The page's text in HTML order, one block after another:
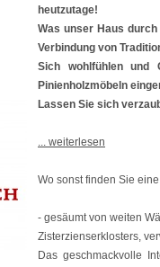
heutzutage!
Was unser Haus
Verbindung von
Sich wohlfühlen und
Pinienholzmöbeln
Lassen Sie sich
... weiterlesen
Wo sonst finden Sie
- gesäumt von weiten
Zisterzienserklosters,
Das geschmackvolle